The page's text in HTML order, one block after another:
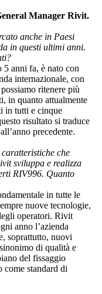
Manager Rivit.
anche in Paesi
in questi ultimi anni.
anni fa, è nato con
internazionale, con
ritenere più
in quanto attualmente
in tutti e cinque
risultato si traduce
precedente.
che
sviluppa e realizza
RIV996. Quanto
in tutte le
nuove tecnologie,
operatori. Rivit
anno l’azienda
soprattutto, nuovi
di qualità e
del fissaggio
come standard di